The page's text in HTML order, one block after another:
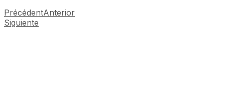
PrécédentAnterior
Siguiente